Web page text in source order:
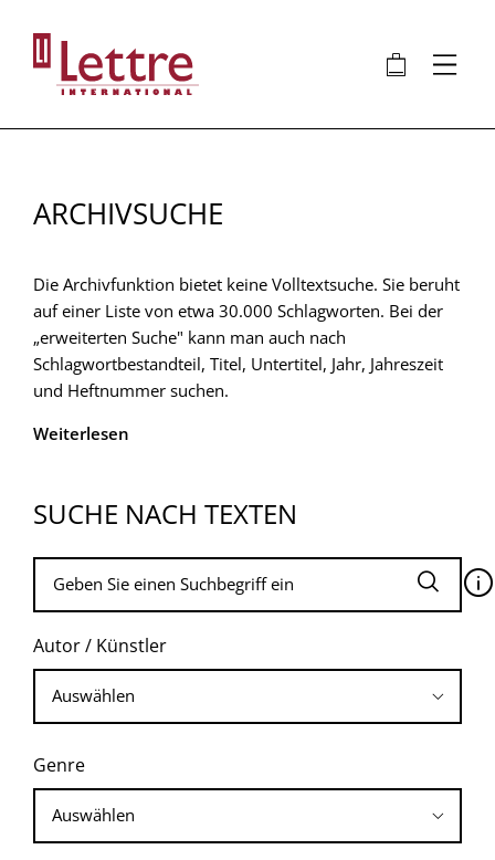
Inhalt
🛍 ⋮
ARCHIVSUCHE
Die Archivfunktion bietet keine Volltextsuche. Sie beruht
auf einer Liste von etwa 30.000 Schlagworten. Bei der
„erweiterten Suche" kann man auch nach
Schlagwortbestandteil, Titel, Untertitel, Jahr, Jahreszeit
und Heftnummer suchen.
Weiterlesen
SUCHE NACH TEXTEN
🛈
Autor / Künstler
Genre